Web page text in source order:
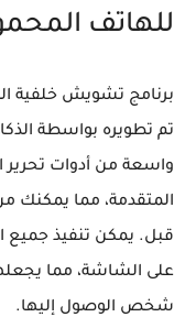
للهاتف
برنامج تشويش خلفية
تم تطويره بواسطة
واسعة من أدوات تحرير
المتقدمة، مما
قبل. يمكن تنفيذ جميع
على الشاشة، مما
شخص الوصول إليها.